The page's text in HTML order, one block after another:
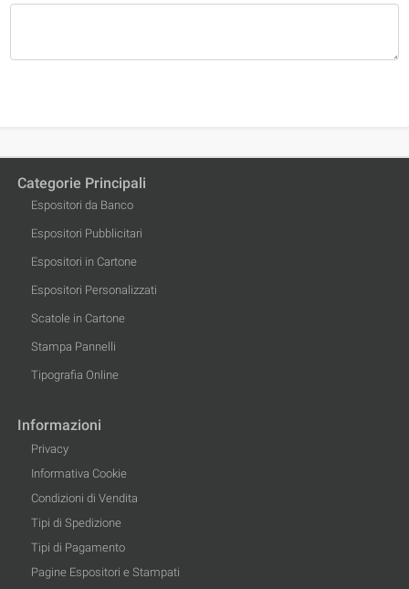
Categorie Principali
Espositori da Banco
Espositori Pubblicitari
Espositori in Cartone
Espositori Personalizzati
Scatole in Cartone
Stampa Pannelli
Tipografia Online
Informazioni
Privacy
Informativa Cookie
Condizioni di Vendita
Tipi di Spedizione
Tipi di Pagamento
Pagine Espositori e Stampati